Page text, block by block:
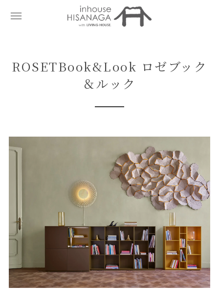
ROSETBook&Look ロゼブック
＆ルック